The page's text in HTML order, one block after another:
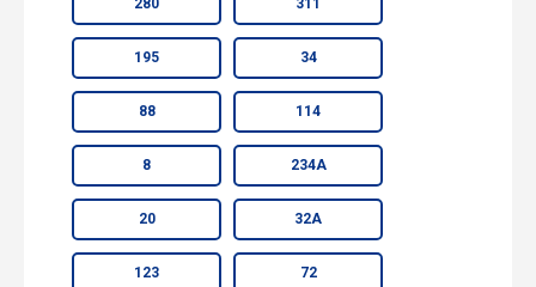
280 311
195 34
88 114
8 234А
20 32А
123 72